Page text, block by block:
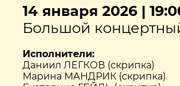
14 января 2026 |
Большой
Исполнители:
Даниил ЛЕГКОВ (скрипка)
Марина МАНДРИК (скрипка)